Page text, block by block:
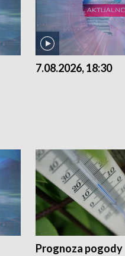
7.08.2026, 18:30
Prognoza pogody